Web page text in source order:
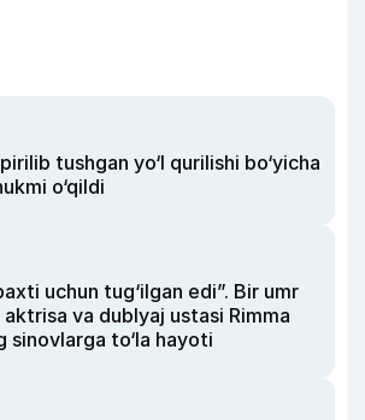
tushgan yo‘l qurilishi bo‘yicha
o‘qildi
uchun tug‘ilgan edi”. Bir umr
va dublyaj ustasi Rimma
sinovlarga to‘la hayoti